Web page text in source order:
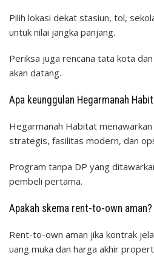
Pilih lokasi dekat stasiun, tol,
untuk nilai jangka panjang.
Periksa juga rencana tata kota
akan datang.
Apa keunggulan Hegarmanah
Hegarmanah Habitat menawarkan
strategis, fasilitas modern, dan
Program tanpa DP yang
pembeli pertama.
Apakah skema rent-to-own aman?
Rent-to-own aman jika kontrak
uang muka dan harga akhir